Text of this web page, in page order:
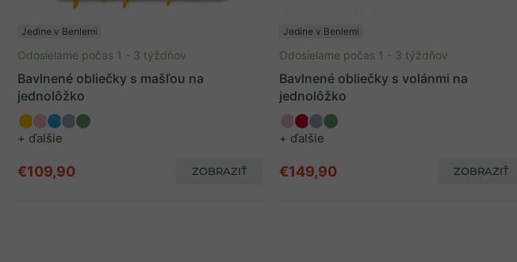
Jedine v Benlemi
Bavlnené obliečky s mašľou na
jednolôžko
+ ďalšie
Odosielame počas 1 - 3 týždňov
€109,90 ZOBRAZIŤ
Jedine v Benlemi
Bavlnené obliečky s volánmi na
jednolôžko
+ ďalšie
Odosielame počas 1 - 3 týždňov
€149,90 ZOBRAZIŤ